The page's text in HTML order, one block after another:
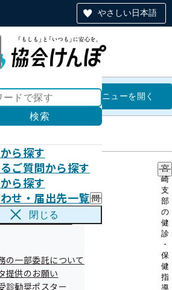
やさしい日本語
ードで探す
検索
ら探す
ご質問から探す
ら探す
せ・届出先一覧 問
い
閉じる
宮崎支部
メニューを開く
導のご案内
宮
崎
支
部
の
健
診
・
保
健
指
導
（被保険者）さま
（被扶養者）さま
診）のお知らせ
の一部委託について
提供のお願い
診勧奨ポスター
部評議会
）に第３回全国健康保険協会宮崎支
した。
ては、次をご参照ください。